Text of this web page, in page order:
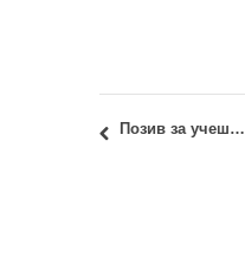
Позив за учешће: PhD Talks 2026 – Research in Process, 23–24. март 2026.